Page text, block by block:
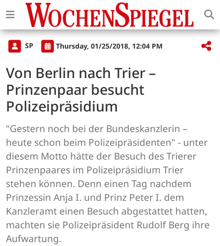
SP Thursday, 01/25/2018, 12:04 PM
Von Berlin nach Trier –
Prinzenpaar besucht
Polizeipräsidium
"Gestern noch bei der Bundeskanzlerin –
heute schon beim Polizeipräsidenten" - unter
diesem Motto hätte der Besuch des Trierer
Prinzenpaares im Polizeipräsidium Trier
stehen können. Denn einen Tag nachdem
Prinzessin Anja I. und Prinz Peter I. dem
Kanzleramt einen Besuch abgestattet hatten,
machten sie Polizeipräsident Rudolf Berg ihre
Aufwartung.